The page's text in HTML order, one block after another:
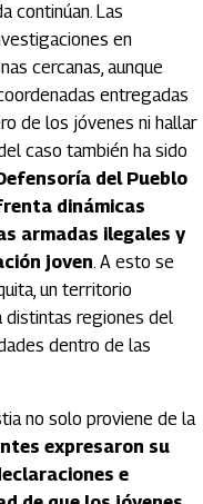
continúan. Las
en
cercanas, aunque
entregadas
de los jóvenes ni hallar
caso también ha sido
del Pueblo
dinámicas
armadas ilegales y
joven. A esto se
un territorio
distintas regiones del
dentro de las
no solo proviene de la
expresaron su
e